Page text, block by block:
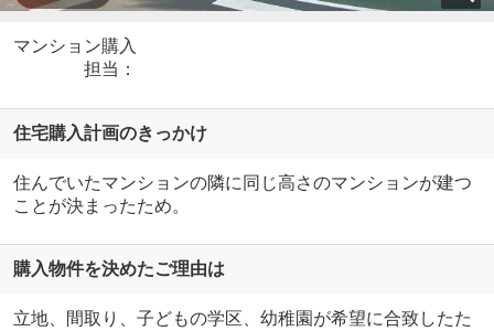
マンション購入
担当：
住宅購入計画のきっかけ
住んでいたマンションの隣に同じ高さのマンションが建つ
ことが決まったため。
購入物件を決めたご理由は
立地、間取り、子どもの学区、幼稚園が希望に合致したた